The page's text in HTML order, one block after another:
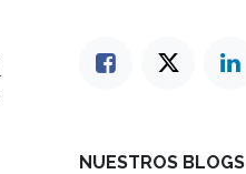
NUESTROS BLOGS